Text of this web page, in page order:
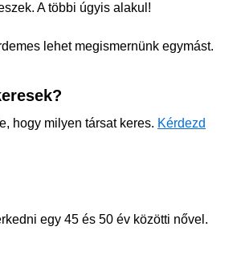
A többi úgyis alakul!
lehet megismernünk egymást.
hogy milyen társat keres. Kérdezd
egy 45 és 50 év közötti nővel.